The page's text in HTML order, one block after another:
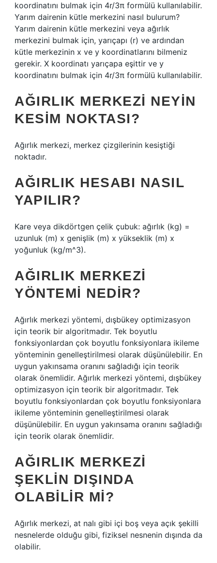
koordinatını bulmak için 4r/3π formülü kullanılabilir.
Yarım dairenin kütle merkezini nasıl bulurum?
Yarım dairenin kütle merkezini veya ağırlık
merkezini bulmak için, yarıçapı (r) ve ardından
kütle merkezinin x ve y koordinatlarını bilmeniz
gerekir. X koordinatı yarıçapa eşittir ve y
koordinatını bulmak için 4r/3π formülü kullanılabilir.
AĞIRLIK MERKEZI NEYIN
KESIM NOKTASI?
Ağırlık merkezi, merkez çizgilerinin kesiştiği
noktadır.
AĞIRLIK HESABI NASIL
YAPILIR?
Kare veya dikdörtgen çelik çubuk: ağırlık (kg) =
uzunluk (m) x genişlik (m) x yükseklik (m) x
yoğunluk (kg/m^3).
AĞIRLIK MERKEZI
YÖNTEMI NEDIR?
Ağırlık merkezi yöntemi, dışbükey optimizasyon
için teorik bir algoritmadır. Tek boyutlu
fonksiyonlardan çok boyutlu fonksiyonlara ikileme
yönteminin genelleştirilmesi olarak düşünülebilir. En
uygun yakınsama oranını sağladığı için teorik
olarak önemlidir. Ağırlık merkezi yöntemi, dışbükey
optimizasyon için teorik bir algoritmadır. Tek
boyutlu fonksiyonlardan çok boyutlu fonksiyonlara
ikileme yönteminin genelleştirilmesi olarak
düşünülebilir. En uygun yakınsama oranını sağladığı
için teorik olarak önemlidir.
AĞIRLIK MERKEZI
ŞEKLIN DIŞINDA
OLABILIR MI?
Ağırlık merkezi, at nalı gibi içi boş veya açık şekilli
nesnelerde olduğu gibi, fiziksel nesnenin dışında da
olabilir.